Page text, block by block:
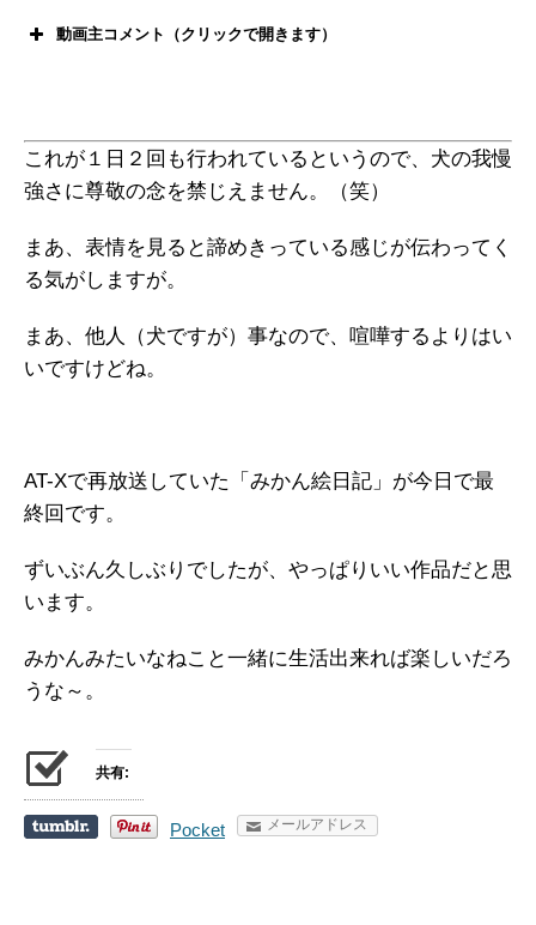
動画主コメント（クリックで開きます）
これが１日２回も行われているというので、犬の我慢
強さに尊敬の念を禁じえません。（笑）
まあ、表情を見ると諦めきっている感じが伝わってく
る気がしますが。
まあ、他人（犬ですが）事なので、喧嘩するよりはい
いですけどね。
AT-Xで再放送していた「みかん絵日記」が今日で最
終回です。
ずいぶん久しぶりでしたが、やっぱりいい作品だと思
います。
みかんみたいなねこと一緒に生活出来れば楽しいだろ
うな～。
共有:
Pocket メールアドレス